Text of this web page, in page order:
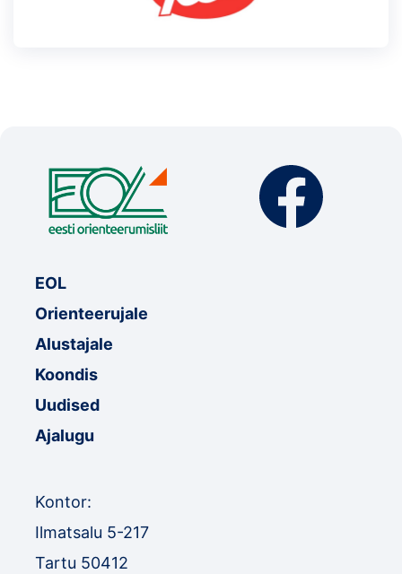
EOL
Orienteerujale
Alustajale
Koondis
Uudised
Ajalugu
Kontor:
Ilmatsalu 5-217
Tartu 50412